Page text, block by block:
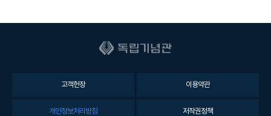
고객헌장 이용약관
개인정보처리방침 저작권정책